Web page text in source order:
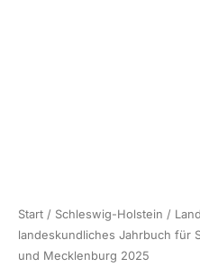
Start / Schleswig-Holstein /
landeskundliches Jahrbuch für
und Mecklenburg 2025